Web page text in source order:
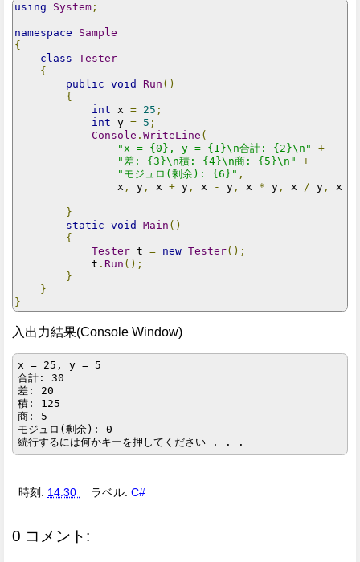
using System ;
namespace
Sample
{
class Tester
{
public void Run ()
{
int x = 25 ;
int y = 5 ;
Console . WriteLine (
"x = {0}, y = {1}\n合計: {2}\n"
+
"差: {3}\n積: {4}\n商: {5}\n"
+
"モジュロ(剰余): {6}" ,
                x
, y , x + y , x - y , x * y , x / y , x
}
static void Main ()
{
Tester t = new Tester();
            t
. Run ();
}
}
}
入出力結果(Console Window)
x = 25, y = 5
合計: 30
差: 20
積: 125
商: 5
モジュロ(剰余): 0
時刻: 14:30 ラベル:C#
0 コメント: